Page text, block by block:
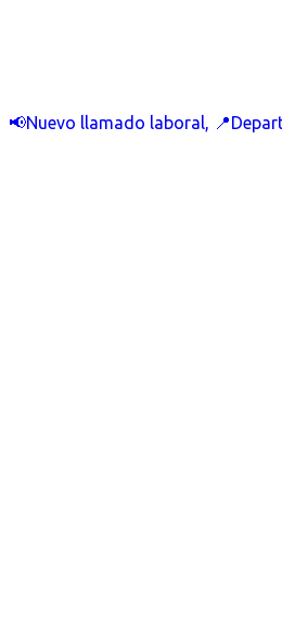
📢Nuevo llamado laboral,